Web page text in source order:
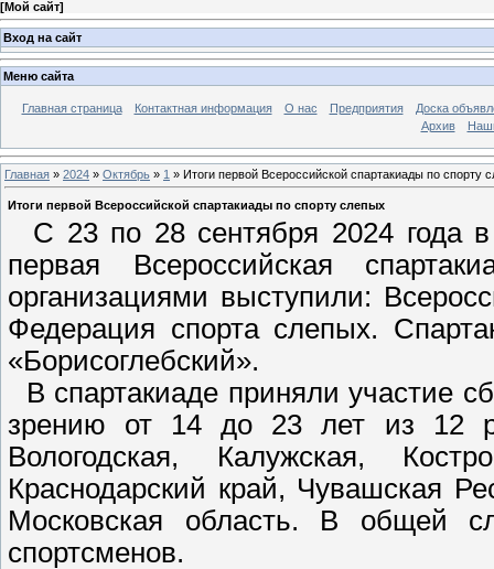
[Мой сайт]
Вход на сайт
Меню сайта
Главная страница Контактная информация О нас Предприятия
Доска
Архив
Главная » 2024 » Октябрь » 1 » Итоги первой Всероссийской спартакиады по спорту
Итоги первой Всероссийской спартакиады по спорту слепых
С 23 по 28 сентября 2024 года
первая Всероссийская
организациями выступили:
Федерация спорта слепых.
«Борисоглебский».
В спартакиаде приняли участие
зрению от 14 до 23 лет из 12
Вологодская, Калужская,
Краснодарский край, Чувашская
Московская область. В общей
спортсменов.